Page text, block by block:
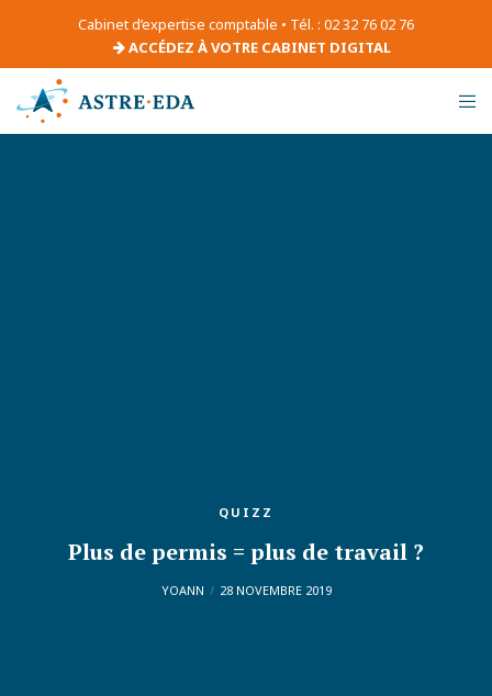
Cabinet d’expertise comptable • Tél. : 02 32 76 02 76
ACCÉDEZ À VOTRE CABINET DIGITAL
QUIZZ
Plus de permis = plus de travail ?
YOANN 28 NOVEMBRE 2019